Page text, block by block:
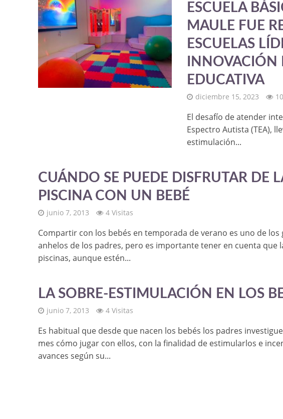
ESCUELA
MAULE FUE
ESCUELAS
INNOVACIÓN
EDUCATIVA
diciembre 15, 2023
El desafío de atender
Espectro Autista (TEA),
estimulación...
CUÁNDO SE PUEDE DISFRUTAR DE
PISCINA CON UN BEBÉ
junio 7, 2013 4 Visitas
Compartir con los bebés en temporada de verano es uno de los
anhelos de los padres, pero es importante tener en cuenta que
piscinas, aunque estén...
LA SOBRE-ESTIMULACIÓN EN LOS
junio 7, 2013 4 Visitas
Es habitual que desde que nacen los bebés los padres
mes cómo jugar con ellos, con la finalidad de estimularlos e
avances según su...